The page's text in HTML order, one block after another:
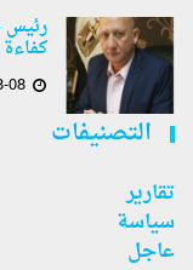
رئيس
08
التصنيفات
تقارير
سياسة
عاجل